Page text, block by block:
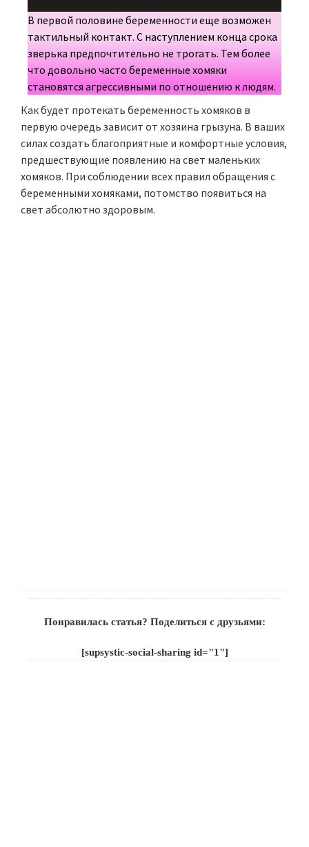
В первой половине беременности еще возможен
тактильный контакт. С наступлением конца срока
зверька предпочтительно не трогать. Тем более
что довольно часто беременные хомяки
становятся агрессивными по отношению к людям.
Как будет протекать беременность хомяков в
первую очередь зависит от хозяина грызуна. В ваших
силах создать благоприятные и комфортные условия,
предшествующие появлению на свет маленьких
хомяков. При соблюдении всех правил обращения с
беременными хомяками, потомство появиться на
свет абсолютно здоровым.
Понравилась статья? Поделиться с друзьями:
[supsystic-social-sharing id="1"]